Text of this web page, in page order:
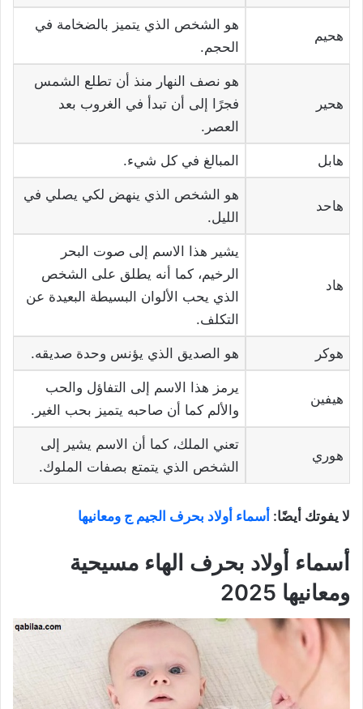
هحيم
هو الشخص الذي يتميز بالضخامة في
الحجم.
هحير
هو نصف النهار منذ أن تطلع الشمس
فجرًا إلى أن تبدأ في الغروب بعد
العصر.
هابل المبالغ في كل شيء.
هاحد
هو الشخص الذي ينهض لكي يصلي في
الليل.
هاد
يشير هذا الاسم إلى صوت البحر
الرخيم، كما أنه يطلق على الشخص
الذي يحب الألوان البسيطة البعيدة عن
التكلف.
هوكر هو الصديق الذي يؤنس وحدة صديقه.
هيفين
يرمز هذا الاسم إلى التفاؤل والحب
والألم كما أن صاحبه يتميز بحب الغير.
هوري
تعني الملك، كما أن الاسم يشير إلى
الشخص الذي يتمتع بصفات الملوك.
لا يفوتك أيضًا: أسماء أولاد بحرف الجيم ج ومعانيها
أسماء أولاد بحرف الهاء مسيحية
ومعانيها 2025